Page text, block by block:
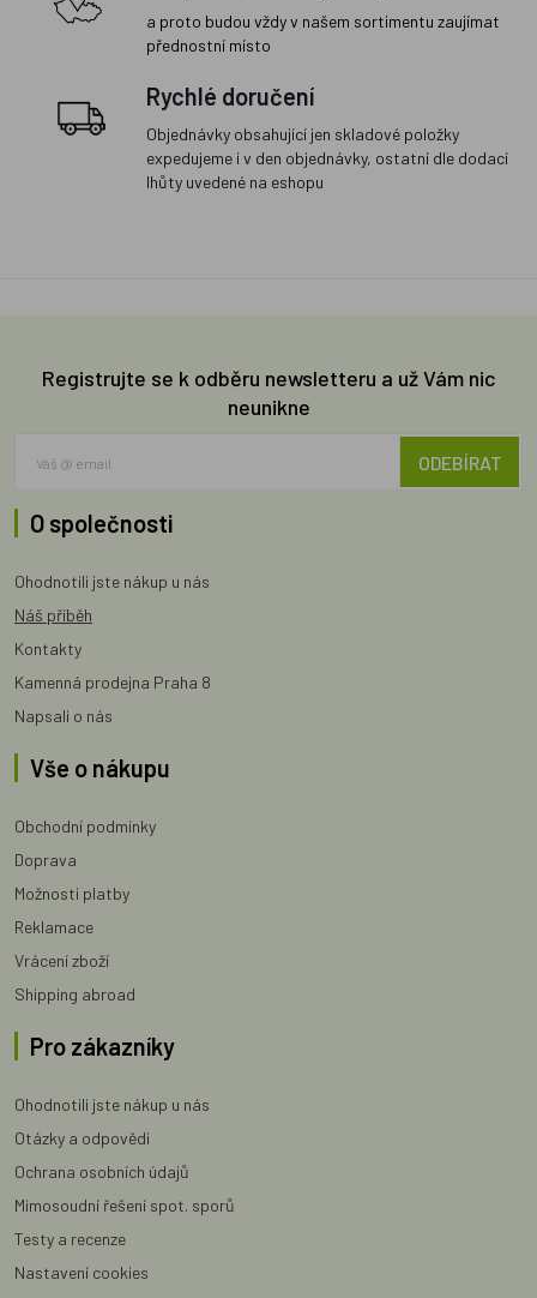
a proto budou vždy v našem sortimentu zaujímat
přednostní místo
Rychlé doručení
Objednávky obsahující jen skladové položky
expedujeme i v den objednávky, ostatní dle dodací
lhůty uvedené na eshopu
Registrujte se k odběru newsletteru a už Vám nic
neunikne
ODEBÍRAT
O společnosti
Ohodnotili jste nákup u nás
Náš příběh
Kontakty
Kamenná prodejna Praha 8
Napsali o nás
Vše o nákupu
Obchodní podmínky
Doprava
Možnosti platby
Reklamace
Vrácení zboží
Shipping abroad
Pro zákazníky
Ohodnotili jste nákup u nás
Otázky a odpovědi
Ochrana osobních údajů
Mimosoudní řešení spot. sporů
Testy a recenze
Nastavení cookies